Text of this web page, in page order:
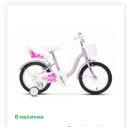
В наличии